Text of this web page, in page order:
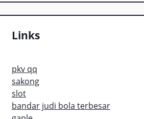
Links
pkv qq
sakong
slot
bandar judi bola terbesar